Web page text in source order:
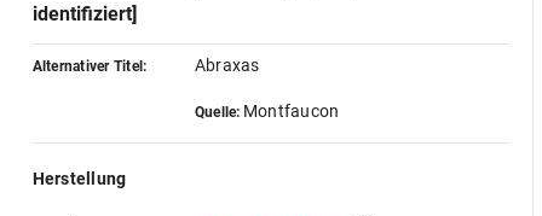
identifiziert]
Alternativer Titel: Abraxas
Quelle: Montfaucon
Herstellung